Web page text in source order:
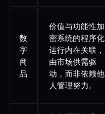
数
字
商
品
价值与功能性加
密系统的程序化
运行内在关联，
由市场供需驱
动，而非依赖他
人管理努力。